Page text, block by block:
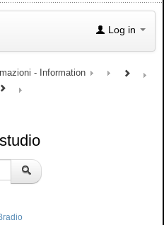
Log in
- Information